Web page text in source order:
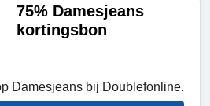
75% Damesjeans
kortingsbon
Damesjeans bij Doublefonline.